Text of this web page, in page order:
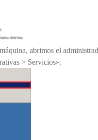
abrimos el
> Servicios».